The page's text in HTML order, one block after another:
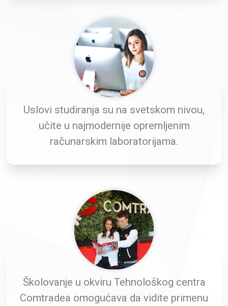
Uslovi studiranja su na svetskom nivou,
učite u najmodernije opremljenim
računarskim laboratorijama.
Školovanje u okviru Tehnološkog centra
Comtradea omogućava da vidite primenu